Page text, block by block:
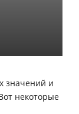
значений и
некоторые